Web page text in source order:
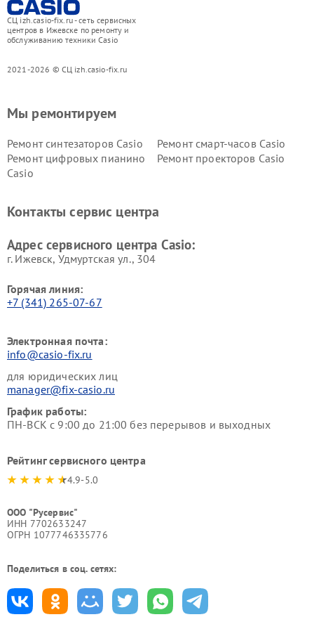
СЦ izh.casio-fix.ru - сеть сервисных
центров в Ижевске по ремонту и
обслуживанию техники Casio
2021-2026 © СЦ izh.casio-fix.ru
Мы ремонтируем
Ремонт синтезаторов Casio
Ремонт смарт-часов Casio
Ремонт цифровых пианино
Casio
Ремонт проекторов Casio
Контакты сервис центра
Адрес сервисного центра Casio:
г. Ижевск, Удмуртская ул., 304
Горячая линия:
+7 (341) 265-07-67
Электронная почта:
info@casio-fix.ru
для юридических лиц
manager@fix-casio.ru
График работы:
ПН-ВСК с 9:00 до 21:00 без перерывов и выходных
Рейтинг сервисного центра
4.9-5.0
ООО "Русервис"
ИНН 7702633247
ОГРН 1077746335776
Поделиться в соц. сетях: